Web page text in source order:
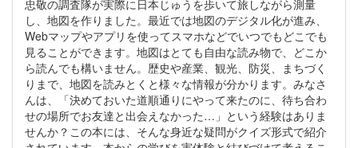
忠敬の調査隊が実際に日本じゅうを歩いて旅しながら測量
し、地図を作りました。最近では地図のデジタル化が進み、
Webマップやアプリを使ってスマホなどでいつでもどこでも
見ることができます。地図はとても自由な読み物で、どこか
ら読んでも構いません。歴史や産業、観光、防災、まちづく
りまで、地図を読みとくと様々な情報が分かります。みなさ
んは、「決めておいた道順通りにやって来たのに、待ち合わ
せの場所でお友達と出会えなかった…」という経験はありま
せんか？この本には、そんな身近な疑問がクイズ形式で紹介